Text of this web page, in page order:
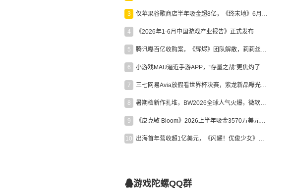
3 仅苹果谷歌商店半年吸金超8亿，《终末地》6月份收入显著回暖
4 《2026年1-6月中国游戏产业报告》正式发布
5 腾讯曝百亿收购案，《辉烬》团队解散，莉莉丝新作曝光｜陀螺周报
6 小游戏MAU逼近手游APP，“存量之战”更焦灼了
7 三七网易Avia放假看世界杯决赛，紫龙新品曝光，米哈游新作上线 | 陀螺周报
8 暑期档新作扎堆，BW2026全球人气火爆，微软XBOX大裁员|陀螺周报
9 《皮克敏 Bloom》2026上半年吸金3570万美元，中国台湾成最大市场
10 出海首年营收超1亿美元，《闪耀！优俊少女》美国市场占比达七成
游戏陀螺QQ群